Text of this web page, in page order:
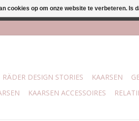
RÄDER DESIGN STORIES KAARSEN
KAARSEN ACCESSOIRES
cookies op om onze website te verbeteren. Is
bij Trotz Woon & Cadeau |